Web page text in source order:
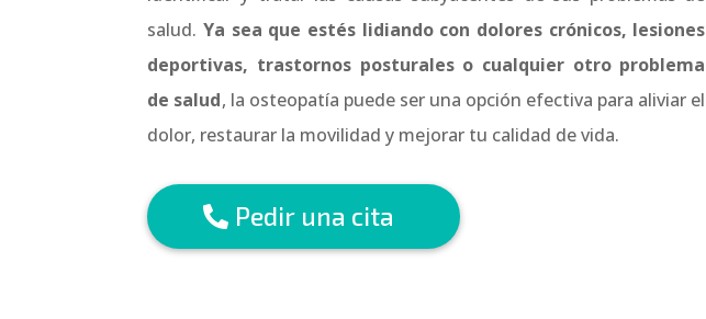
salud.Ya sea que estés lidiando con dolores crónicos, lesiones
deportivas, trastornos posturales o cualquier otro problema
de salud, la osteopatía puede ser una opción efectiva para aliviar el
dolor, restaurar la movilidad y mejorar tu calidad de vida.
Pedir una cita